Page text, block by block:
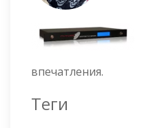
впечатления.
Теги